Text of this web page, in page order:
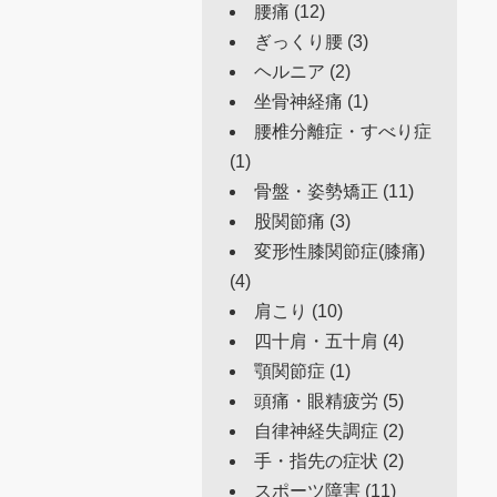
腰痛 (12)
ぎっくり腰 (3)
ヘルニア (2)
坐骨神経痛 (1)
腰椎分離症・すべり症
(1)
骨盤・姿勢矯正 (11)
股関節痛 (3)
変形性膝関節症(膝痛)
(4)
肩こり (10)
四十肩・五十肩 (4)
顎関節症 (1)
頭痛・眼精疲労 (5)
自律神経失調症 (2)
手・指先の症状 (2)
スポーツ障害 (11)